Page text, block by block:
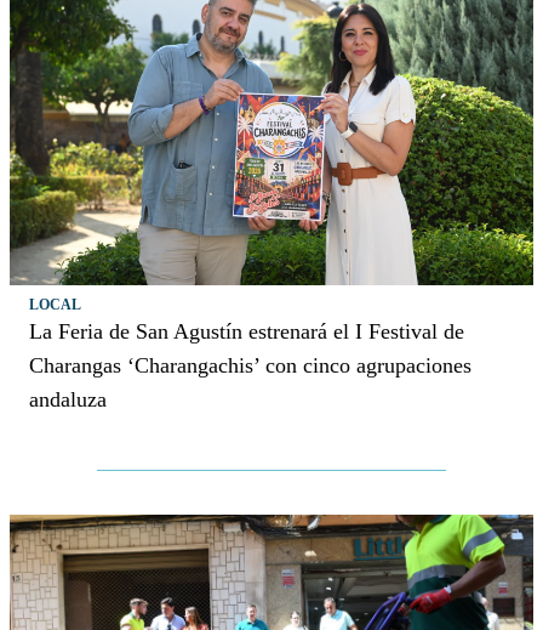
LOCAL
La Feria de San Agustín estrenará el I Festival de
Charangas ‘Charangachis’ con cinco agrupaciones
andaluza